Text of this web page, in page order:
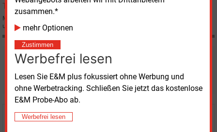
zusammen.*
mehr Optionen
Zustimmen
Werbefrei lesen
Lesen Sie E&M plus fokussiert ohne Werbung und
ohne Werbetracking. Schließen Sie jetzt das kostenlose
E&M Probe-Abo ab.
Werbefrei lesen
Mit Wirkung zum 1. Juni werden die Gasnetz-Tarife in Österreich im Schnitt
um rund 6 % abgesenkt.
Möchten Sie diese und
weitere Nachrichten lesen?
Kaufen Sie den Artikel